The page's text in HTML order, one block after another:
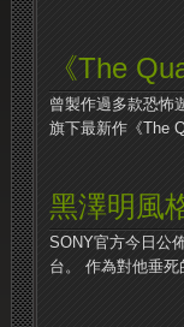
《The
曾製作過多款恐怖
旗下最新作《The
黑澤明風
SONY官方今日公
台。 作為對他垂